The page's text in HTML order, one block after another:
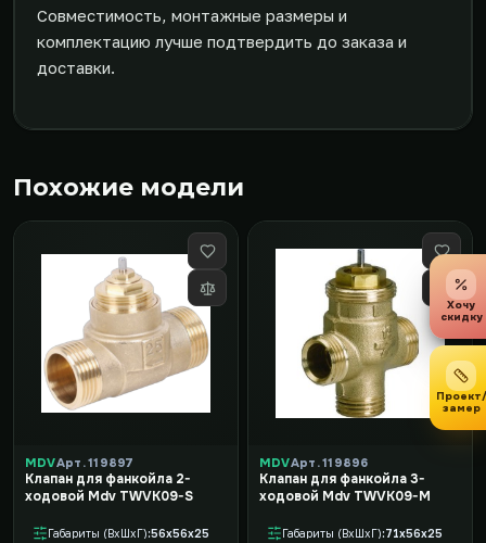
Совместимость, монтажные размеры и
комплектацию лучше подтвердить до заказа и
доставки.
Похожие модели
MDVАрт. 119897
Клапан для фанкойла 2-
ходовой Mdv TWVK09-S
Габариты (ВxШxГ) 56x56x25
MDVАрт. 119896
Клапан для фанкойла 3-
ходовой Mdv TWVK09-M
Габариты (ВxШxГ) 71x56x25
Хочу
скидку
Проект/
замер